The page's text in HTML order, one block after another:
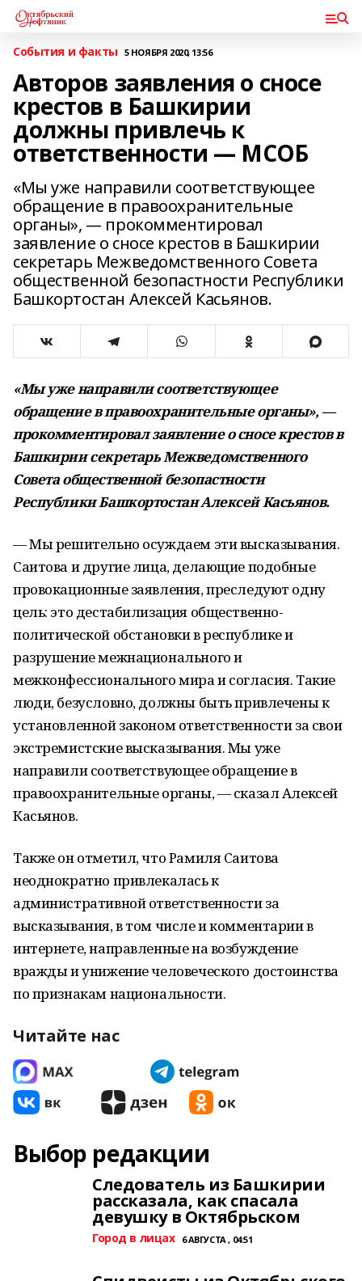
События и факты 5 НОЯБРЯ 2020, 13:56
Авторов заявления о сносе
крестов в Башкирии
должны привлечь к
ответственности — МСОБ
«Мы уже направили соответствующее
обращение в правоохранительные
органы», — прокомментировал
заявление о сносе крестов в Башкирии
секретарь Межведомственного Совета
общественной безопастности Республики
Башкортостан Алексей Касьянов.
«Мы уже направили соответствующее
обращение в правоохранительные органы», —
прокомментировал заявление о сносе крестов в
Башкирии секретарь Межведомственного
Совета общественной безопастности
Республики Башкортостан Алексей Касьянов.
— Мы решительно осуждаем эти высказывания.
Саитова и другие лица, делающие подобные
провокационные заявления, преследуют одну
цель: это дестабилизация общественно-
политической обстановки в республике и
разрушение межнационального и
межконфессионального мира и согласия. Такие
люди, безусловно, должны быть привлечены к
установленной законом ответственности за свои
экстремистские высказывания. Мы уже
направили соответствующее обращение в
правоохранительные органы, — сказал Алексей
Касьянов.
Также он отметил, что Рамиля Саитова
неоднократно привлекалась к
административной ответственности за
высказывания, в том числе и комментарии в
интернете, направленные на возбуждение
вражды и унижение человеческого достоинства
по признакам национальности.
Читайте нас
Выбор редакции
Следователь из Башкирии
рассказала, как спасала
девушку в Октябрьском
Город в лицах 6 АВГУСТА , 04:51